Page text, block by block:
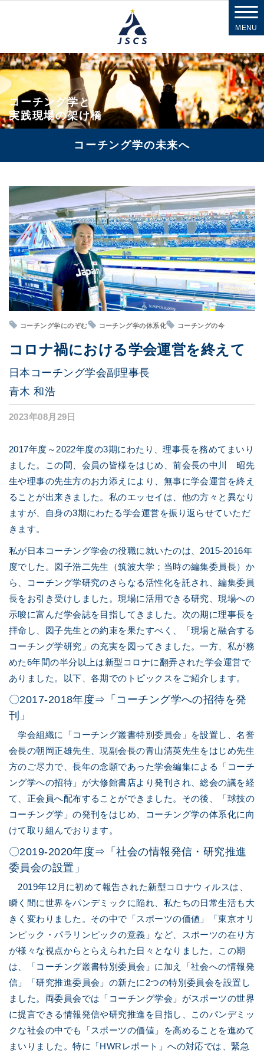
MENU
コーチング学と
実践現場の架け橋
コーチング学の未来へ
コーチング学にのぞむ コーチング学の体系化 コーチングの今
コロナ禍における学会運営を終えて
日本コーチング学会副理事長
青木 和浩
2023年08月29日
2017年度～2022年度の3期にわたり、理事長を務めてまいり
ました。この間、会員の皆様をはじめ、前会長の中川 昭先
生や理事の先生方のお力添えにより、無事に学会運営を終え
ることが出来きました。私のエッセイは、他の方々と異なり
ますが、自身の3期にわたる学会運営を振り返らせていただ
きます。
私が日本コーチング学会の役職に就いたのは、2015-2016年
度でした。図子浩二先生（筑波大学；当時の編集委員長）か
ら、コーチング学研究のさらなる活性化を託され、編集委員
長をお引き受けしました。現場に活用できる研究、現場への
示唆に富んだ学会誌を目指してきました。次の期に理事長を
拝命し、図子先生との約束を果たすべく、「現場と融合する
コーチング学研究」の充実を図ってきました。一方、私が務
めた6年間の半分以上は新型コロナに翻弄された学会運営で
ありました。以下、各期でのトピックスをご紹介します。
〇2017-2018年度⇒「コーチング学への招待を発
刊」
学会組織に「コーチング叢書特別委員会」を設置し、名誉
会長の朝岡正雄先生、現副会長の青山清英先生をはじめ先生
方のご尽力で、長年の念願であった学会編集による「コーチ
ング学への招待」が大修館書店より発刊され、総会の議を経
て、正会員へ配布することができました。その後、「球技の
コーチング学」の発刊をはじめ、コーチング学の体系化に向
けて取り組んでおります。
〇2019-2020年度⇒「社会の情報発信・研究推進
委員会の設置」
2019年12月に初めて報告された新型コロナウィルスは、
瞬く間に世界をパンデミックに陥れ、私たちの日常生活も大
きく変わりました。その中で「スポーツの価値」「東京オリ
ンピック・パラリンピックの意義」など、スポーツの在り方
が様々な視点からとらえられた日々となりました。この期
は、「コーチング叢書特別委員会」に加え「社会への情報発
信」「研究推進委員会」の新たに2つの特別委員会を設置し
ました。両委員会では「コーチング学会」がスポーツの世界
に提言できる情報発信や研究推進を目指し、このパンデミッ
クな社会の中でも「スポーツの価値」を高めることを進めて
まいりました。特に「HWRレポート」への対応では、緊急